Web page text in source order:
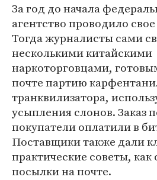
За год до начала
агентство проводило
Тогда журналисты сами
несколькими китайскими
наркоторговцами,
почте партию
транквилизатора,
усыпления слонов. Заказ
покупатели оплатили в
Поставщики также дали
практические советы,
посылки на почте.